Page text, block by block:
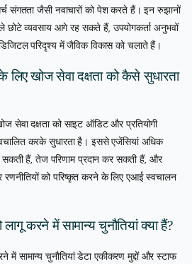
संगतता जैसी नवाचारों को पेश करते हैं। इन रुझानों
छोटे व्यवसाय आगे रह सकते हैं, उपयोगकर्ता अनुभवों
परिदृश्य में जैविक विकास को चलाते हैं।
खोज सेवा दक्षता को कैसे सुधारता
दक्षता को साइट ऑडिट और प्रतियोगी
करके सुधारता है। इससे एजेंसियां अधिक
हैं, तेज परिणाम प्रदान कर सकती हैं, और
रणनीतियों को परिष्कृत करने के लिए एआई स्वचालन
करने में सामान्य चुनौतियां क्या हैं?
सामान्य चुनौतियां डेटा एकीकरण मुद्दों और स्टाफ